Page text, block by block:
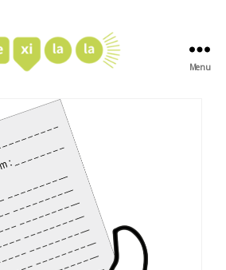
Menu